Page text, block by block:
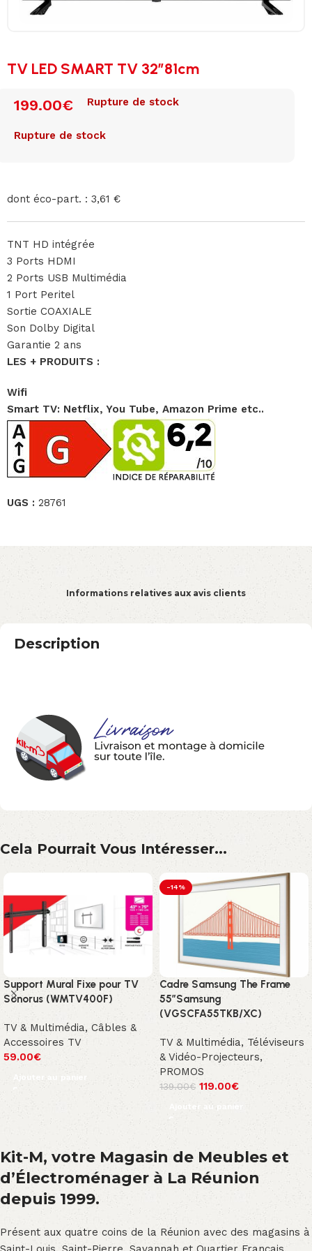
TV LED SMART TV 32″81cm
199.00€ Rupture de stock
Rupture de stock
dont éco-part. : 3,61 €
TNT HD intégrée
3 Ports HDMI
2 Ports USB Multimédia
1 Port Peritel
Sortie COAXIALE
Son Dolby Digital
Garantie 2 ans
LES + PRODUITS :
Wifi
Smart TV: Netflix, You Tube, Amazon Prime etc..
UGS : 28761
Informations relatives aux avis clients
Description
Cela Pourrait Vous Intéresser...
Support Mural Fixe pour TV
Sonorus (WMTV400F)
TV & Multimédia, Câbles &
Accessoires TV
59.00€
Ajouter au panier
-14%
Cadre Samsung The Frame
55″Samsung
(VGSCFA55TKB/XC)
TV & Multimédia,Téléviseurs
& Vidéo-Projecteurs,
PROMOS
139.00€ 119.00€
Ajouter au panier
Kit-M, votre Magasin de Meubles et
d’Électroménager à La Réunion
depuis 1999.
Présent aux quatre coins de la Réunion avec des magasins à